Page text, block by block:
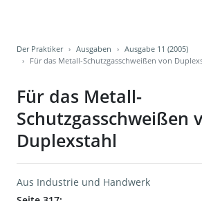
Der Praktiker Ausgaben
Ausgabe 11 (2005)
Für das Metall-Schutzgasschweißen von
Für das Metall-
Schutzgasschweißen
Duplexstahl
Aus Industrie und Handwerk